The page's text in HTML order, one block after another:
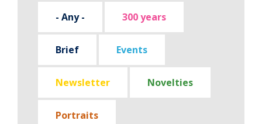
- Any - 300 years
Brief Events
Newsletter Novelties
Portraits